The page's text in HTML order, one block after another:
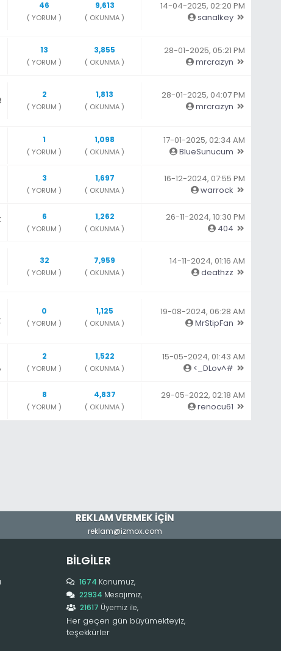
46
( YORUM )
9,613
( OKUNMA )
14-04-2025, 02:20 PM
sanalkey
13
( YORUM )
3,855
( OKUNMA )
28-01-2025, 05:21 PM
mrcrazyn
2
( YORUM )
1,813
( OKUNMA )
28-01-2025, 04:07 PM
mrcrazyn
1
( YORUM )
1,098
( OKUNMA )
17-01-2025, 02:34 AM
BlueSunucum
3
( YORUM )
1,697
( OKUNMA )
16-12-2024, 07:55 PM
warrock
6
( YORUM )
1,262
( OKUNMA )
26-11-2024, 10:30 PM
404
32
( YORUM )
7,959
( OKUNMA )
14-11-2024, 01:16 AM
deathzz
0
( YORUM )
1,125
( OKUNMA )
19-08-2024, 06:28 AM
MrStipFan
2
( YORUM )
1,522
( OKUNMA )
15-05-2024, 01:43 AM
<_DLov^#
8
( YORUM )
4,837
( OKUNMA )
29-05-2022, 02:18 AM
renocu61
REKLAM VERMEK İÇİN
reklam@izmox.com
BILGILER
1674 Konumuz,
22934 Mesajımız,
21617 Üyemiz ile,
Her geçen gün büyümekteyiz,
teşekkürler